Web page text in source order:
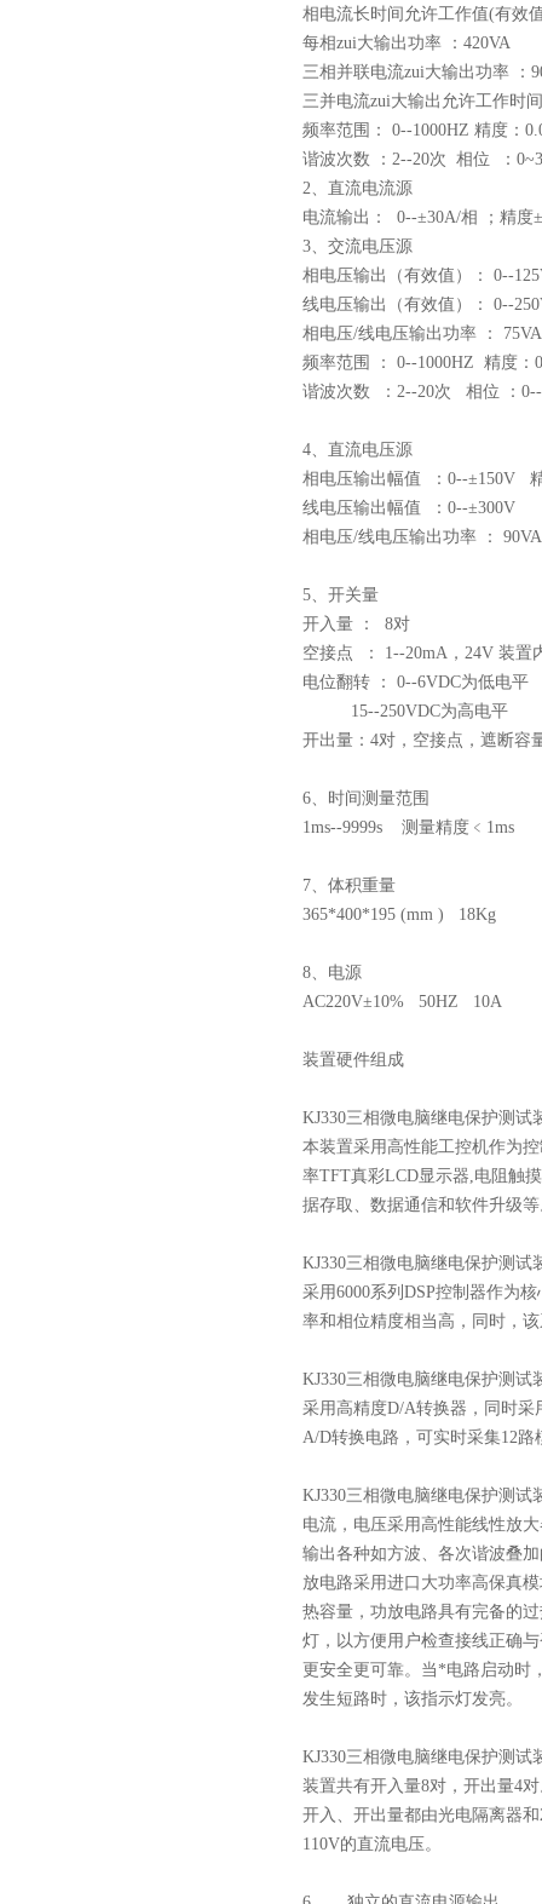
相电流长时间允许工作值(有效
每相zui大输出功率 ：420VA
三相并联电流zui大输出功率 ：
三并电流zui大输出允许工作时
频率范围： 0--1000HZ 精度：
谐波次数 ：2--20次 相位 ：
2、直流电流源
电流输出： 0--±30A/相 ；精度
3、交流电压源
相电压输出（有效值）： 0--
线电压输出（有效值）： 0--
相电压/线电压输出功率 ：
频率范围 ： 0--1000HZ 精度：
谐波次数 ：2--20次 相位 ：0--
4、直流电压源
相电压输出幅值 ：0--±150V
线电压输出幅值 ：0--±300V
相电压/线电压输出功率 ：
5、开关量
开入量 ： 8对
空接点 ： 1--20mA，24V 装置
电位翻转 ： 0--6VDC为低电平
15--250VDC为高电平
开出量：4对，空接点，遮断容
6、时间测量范围
1ms--9999s 测量精度﹤1ms
7、体积重量
365*400*195 (mm ) 18Kg
8、电源
AC220V±10% 50HZ 10A
装置硬件组成
KJ330三相微电脑继电保护测试
本装置采用高性能工控机作为
率TFT真彩LCD显示器,电阻触
据存取、数据通信和软件升级
KJ330三相微电脑继电保护测试
采用6000系列DSP控制器作为
率和相位精度相当高，同时，
KJ330三相微电脑继电保护测试
采用高精度D/A转换器，同时采
A/D转换电路，可实时采集12
KJ330三相微电脑继电保护测试
电流，电压采用高性能线性放
输出各种如方波、各次谐波叠
放电路采用进口大功率高保真
热容量，功放电路具有完备的
灯，以方便用户检查接线正确
更安全更可靠。当*电路启动时
发生短路时，该指示灯发亮。
KJ330三相微电脑继电保护测试
装置共有开入量8对，开出量4
开入、开出量都由光电隔离器
110V的直流电压。